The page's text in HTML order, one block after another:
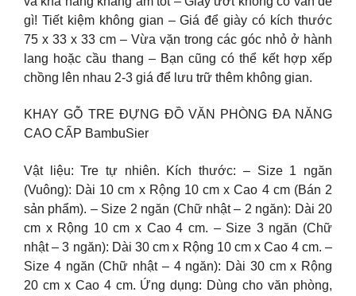
gì! Tiết kiệm không gian – Giá để giày có kích thước
75 x 33 x 33 cm – Vừa vặn trong các góc nhỏ ở hành
lang hoặc cầu thang – Bạn cũng có thể kết hợp xếp
chồng lên nhau 2-3 giá để lưu trữ thêm không gian.
KHAY GỖ TRE ĐỰNG ĐỒ VĂN PHÒNG ĐA NĂNG
CAO CẤP BambuSier
Vật liệu: Tre tự nhiên. Kích thước: – Size 1 ngăn
(Vuông): Dài 10 cm x Rộng 10 cm x Cao 4 cm (Bán 2
sản phẩm). – Size 2 ngăn (Chữ nhật – 2 ngăn): Dài 20
cm x Rộng 10 cm x Cao 4 cm. – Size 3 ngăn (Chữ
nhật – 3 ngăn): Dài 30 cm x Rộng 10 cm x Cao 4 cm. –
Size 4 ngăn (Chữ nhật – 4 ngăn): Dài 30 cm x Rộng
20 cm x Cao 4 cm. Ứng dụng: Dùng cho văn phòng,